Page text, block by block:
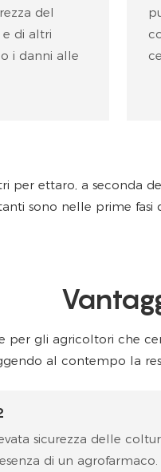
del
di altri
i danni alle
per ettaro, a seconda
sono nelle prime
per gli agricoltori che
al contempo la
sicurezza delle
di un agrofarmaco.